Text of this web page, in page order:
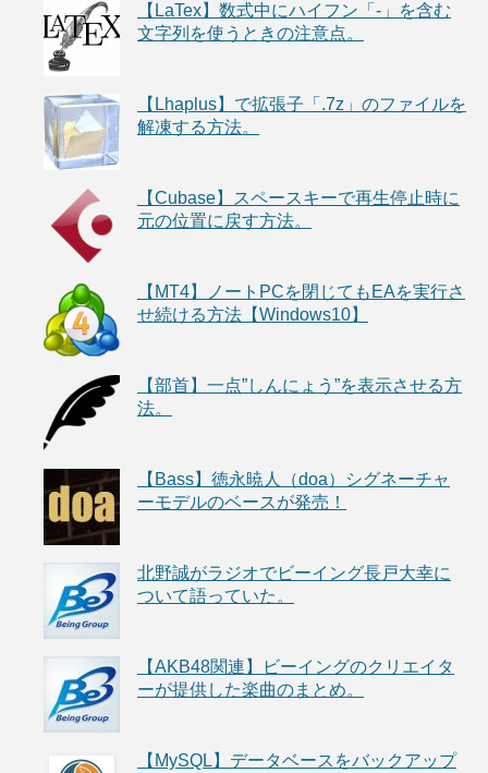
【LaTex】数式中にハイフン「-」を含む
文字列を使うときの注意点。
【Lhaplus】で拡張子「.7z」のファイルを
解凍する方法。
【Cubase】スペースキーで再生停止時に
元の位置に戻す方法。
【MT4】ノートPCを閉じてもEAを実行さ
せ続ける方法【Windows10】
【部首】一点”しんにょう”を表示させる方
法。
【Bass】徳永暁人（doa）シグネーチャ
ーモデルのベースが発売！
北野誠がラジオでビーイング長戸大幸に
ついて語っていた。
【AKB48関連】ビーイングのクリエイタ
ーが提供した楽曲のまとめ。
【MySQL】データベースをバックアップ